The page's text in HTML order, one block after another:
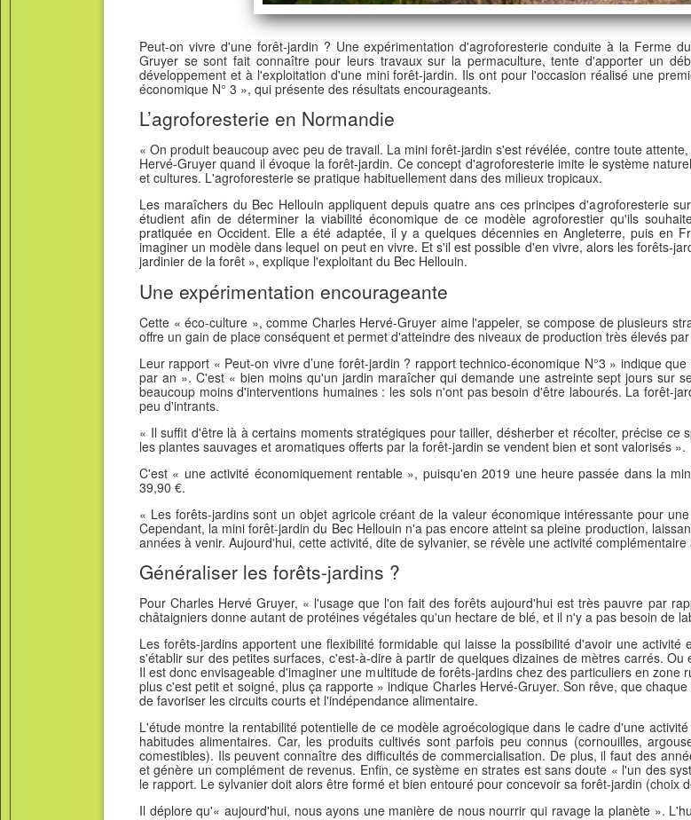
Peut-on vivre d'une forêt-jardin ? Une expérimentation d'agroforesterie conduite à la Ferme
Gruyer se sont fait connaître pour leurs travaux sur la permaculture, tente d'apporter un
développement et à l'exploitation d'une mini forêt-jardin. Ils ont pour l'occasion réalisé une
économique N° 3 », qui présente des résultats encourageants.
L’agroforesterie en Normandie
« On produit beaucoup avec peu de travail. La mini forêt-jardin s'est révélée, contre toute
Hervé-Gruyer quand il évoque la forêt-jardin. Ce concept d'agroforesterie imite le système
et cultures. L'agroforesterie se pratique habituellement dans des milieux tropicaux.
Les maraîchers du Bec Hellouin appliquent depuis quatre ans ces principes d'agroforesterie
étudient afin de déterminer la viabilité économique de ce modèle agroforestier qu'ils
pratiquée en Occident. Elle a été adaptée, il y a quelques décennies en Angleterre, puis en
imaginer un modèle dans lequel on peut en vivre. Et s'il est possible d'en vivre, alors les forêts-
jardinier de la forêt », explique l'exploitant du Bec Hellouin.
Une expérimentation encourageante
Cette « éco-culture », comme Charles Hervé-Gruyer aime l'appeler, se compose de plusieurs
offre un gain de place conséquent et permet d'atteindre des niveaux de production très élevés
Leur rapport « Peut-on vivre d’une forêt-jardin ? rapport technico-économique N°3 » indique
par an ». C'est « bien moins qu'un jardin maraîcher qui demande une astreinte sept jours sur
beaucoup moins d'interventions humaines : les sols n'ont pas besoin d'être labourés. La forêt-
peu d'intrants.
« Il suffit d'être là à certains moments stratégiques pour tailler, désherber et récolter, précise
les plantes sauvages et aromatiques offerts par la forêt-jardin se vendent bien et sont valorisés ».
C'est « une activité économiquement rentable », puisqu'en 2019 une heure passée dans la
39,90 €.
« Les forêts-jardins sont un objet agricole créant de la valeur économique intéressante pour
Cependant, la mini forêt-jardin du Bec Hellouin n'a pas encore atteint sa pleine production,
années à venir. Aujourd'hui, cette activité, dite de sylvanier, se révèle une activité
Généraliser les forêts-jardins ?
Pour Charles Hervé Gruyer, « l'usage que l'on fait des forêts aujourd'hui est très pauvre par
châtaigniers donne autant de protéines végétales qu'un hectare de blé, et il n'y a pas besoin de
Les forêts-jardins apportent une flexibilité formidable qui laisse la possibilité d'avoir une
s'établir sur des petites surfaces, c'est-à-dire à partir de quelques dizaines de mètres carrés.
Il est donc envisageable d'imaginer une multitude de forêts-jardins chez des particuliers en
plus c'est petit et soigné, plus ça rapporte » indique Charles Hervé-Gruyer. Son rêve, que
de favoriser les circuits courts et l'indépendance alimentaire.
L'étude montre la rentabilité potentielle de ce modèle agroécologique dans le cadre d'une
habitudes alimentaires. Car, les produits cultivés sont parfois peu connus (cornouilles,
comestibles). Ils peuvent connaître des difficultés de commercialisation. De plus, il faut des
et génère un complément de revenus. Enfin, ce système en strates est sans doute « l'un des
le rapport. Le sylvanier doit alors être formé et bien entouré pour concevoir sa forêt-jardin (choix
Il déplore qu'« aujourd'hui, nous ayons une manière de nous nourrir qui ravage la planète ».